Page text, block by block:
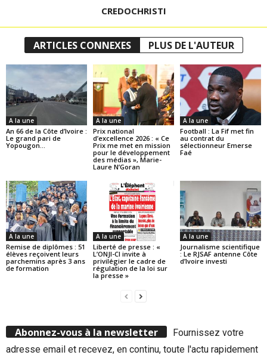
CREDOCHRISTI
ARTICLES CONNEXES PLUS DE L'AUTEUR
A la une
An 66 de la Côte d’Ivoire :
Le grand pari de
Yopougon…
A la une
Prix national
d’excellence 2026 : « Ce
Prix me met en mission
pour le développement
des médias », Marie-
Laure N’Goran
A la une
Football : La Fif met fin
au contrat du
sélectionneur Emerse
Faé
A la une
Remise de diplômes : 51
élèves reçoivent leurs
parchemins après 3 ans
de formation
A la une
Liberté de presse : «
L’ONJI-CI invite à
privilégier le cadre de
régulation de la loi sur
la presse »
A la une
Journalisme scientifique
: Le RJSAF antenne Côte
d’Ivoire investi
Abonnez-vous à la newsletter
Fournissez votre
adresse email et recevez, en continu, toute l'actu rapidement